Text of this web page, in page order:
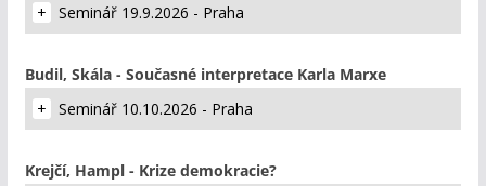
Seminář 19.9.2026 - Praha
Budil, Skála - Současné interpretace Karla Marxe
Seminář 10.10.2026 - Praha
Krejčí, Hampl - Krize demokracie?